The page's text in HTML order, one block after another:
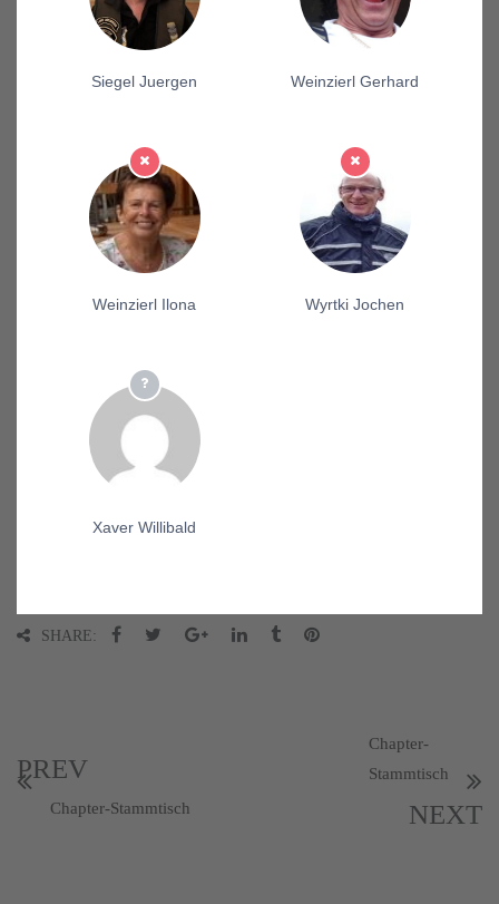
Siegel Juergen Weinzierl Gerhard
Weinzierl Ilona Wyrtki Jochen
Xaver Willibald
SHARE:
PREV
Chapter-Stammtisch
Chapter-
Stammtisch
NEXT